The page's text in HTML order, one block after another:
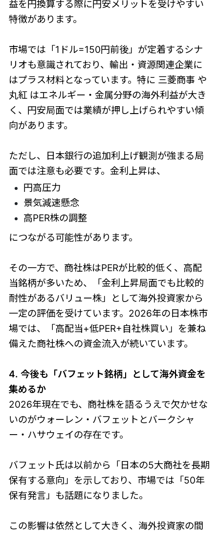
益を円換算する際に円安メリットを受けやすい
特徴があります。
市場では「1ドル=150円前後」が定着するシナ
リオも意識されており、輸出・資源関連企業に
はプラス材料となっています。特に 三菱商事 や
丸紅 はエネルギー・金属分野の海外利益が大き
く、円安局面では業績が押し上げられやすい傾
向があります。
ただし、日本銀行の追加利上げ観測が強まる局
面では注意も必要です。金利上昇は、
円高圧力
景気減速懸念
高PER株の調整
につながる可能性があります。
その一方で、商社株はPERが比較的低く、高配
当銘柄が多いため、「金利上昇局面でも比較的
耐性があるバリュー株」として海外投資家から
一定の評価を受けています。2026年の日本株市
場では、「高配当+低PER+自社株買い」を兼ね
備えた商社株への資金流入が続いています。
4. 今後も「バフェット銘柄」として海外資金を
集めるか
2026年現在でも、商社株を語るうえで欠かせな
いのがウォーレン・バフェットとバークシャ
ー・ハサウェイの存在です。
バフェット氏は以前から「日本の5大商社を長期
保有する意向」を示しており、市場では「50年
保有発言」も話題になりました。
この影響は依然として大きく、海外投資家の間